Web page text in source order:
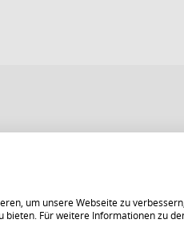
müssen fortwährend strenge
Käuferschutz abgesichert und es
um unsere Webseite zu
Für weitere Informationen zu